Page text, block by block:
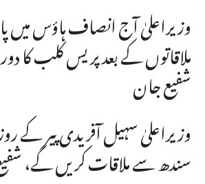
وزیراعلیٰ آج انصاف ہاؤس میں
ملاقاتوں کے بعد پریس کلب کا
شفیع جان
وزیراعلیٰ سہیل آفریدی پیر کے
سندھ سے ملاقات کریں گے،